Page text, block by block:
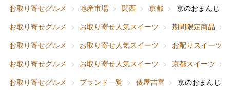
お取り寄せグルメ
地産市場 関西 京都
京のおまんじゅ
お取り寄せグルメ
お取り寄せ人気スイーツ 期間限定商品
お取り寄せグルメ
お取り寄せ人気スイーツ
お配りスイーツ
お取り寄せグルメ
お取り寄せ人気スイーツ 京都スイーツ
お取り寄せグルメ
ブランド一覧 俵屋吉富 京のおまんじ
ファッション
ホーム＆インテリア
ベビー＆キッズ
出産内祝い
結婚内祝い
お香典返し
快気祝い
父の日
お中元
敬老の日